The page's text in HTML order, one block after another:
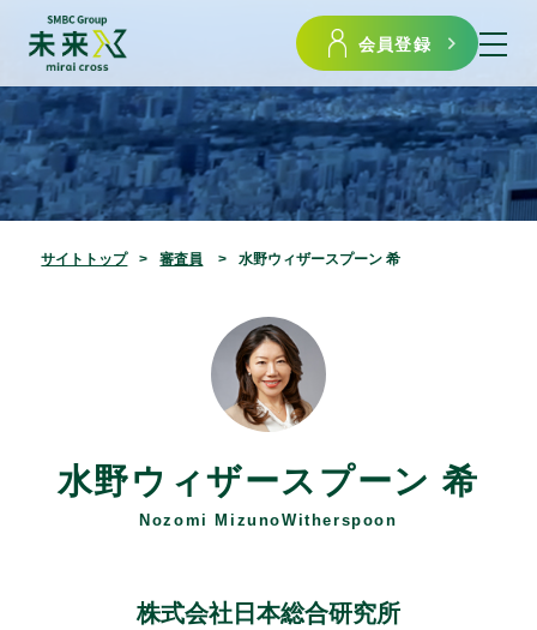
会員登録
サイトトップ 審査員 水野ウィザースプーン 希
水野ウィザースプーン 希
Nozomi MizunoWitherspoon
株式会社日本総合研究所